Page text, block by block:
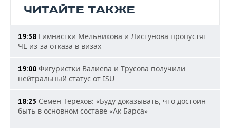
ЧИТАЙТЕ ТАКЖЕ
19:38 Гимнастки Мельникова и Листунова пропустят
ЧЕ из-за отказа в визах
19:00 Фигуристки Валиева и Трусова получили
нейтральный статус от ISU
18:23 Семен Терехов: «Буду доказывать, что достоин
быть в основном составе «Ак Барса»